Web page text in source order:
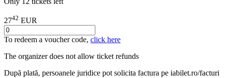
2742 EUR
To redeem a voucher code, click here
The organizer does not allow ticket refunds
După plată, persoanele juridice pot solicita factura pe iabilet.ro/facturi